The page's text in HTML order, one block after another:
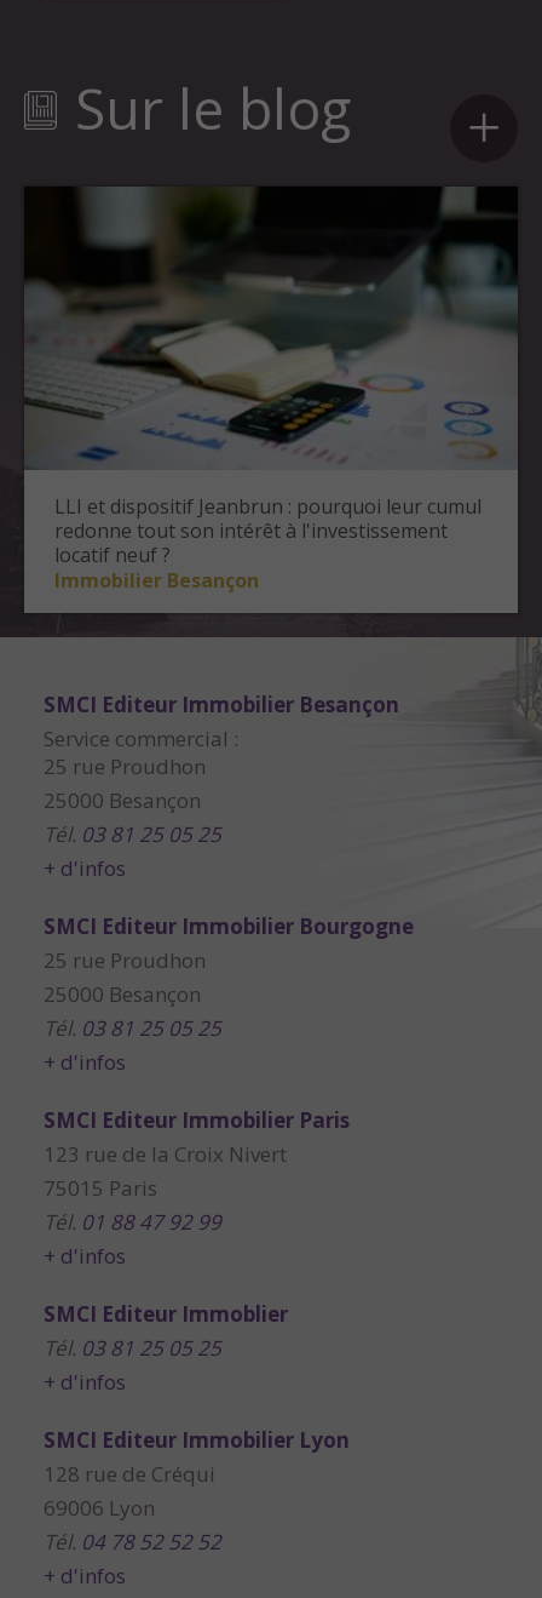
Sur le blog +
LLI et dispositif Jeanbrun : pourquoi leur cumul
redonne tout son intérêt à l'investissement
locatif neuf ?
Immobilier Besançon
SMCI Editeur Immobilier Besançon
Service commercial :
25 rue Proudhon
25000 Besançon
Tél. 03 81 25 05 25
+ d'infos
SMCI Editeur Immobilier Bourgogne
25 rue Proudhon
25000 Besançon
Tél. 03 81 25 05 25
+ d'infos
SMCI Editeur Immobilier Paris
123 rue de la Croix Nivert
75015 Paris
Tél. 01 88 47 92 99
+ d'infos
SMCI Editeur Immoblier
Tél. 03 81 25 05 25
+ d'infos
SMCI Editeur Immobilier Lyon
128 rue de Créqui
69006 Lyon
Tél. 04 78 52 52 52
+ d'infos